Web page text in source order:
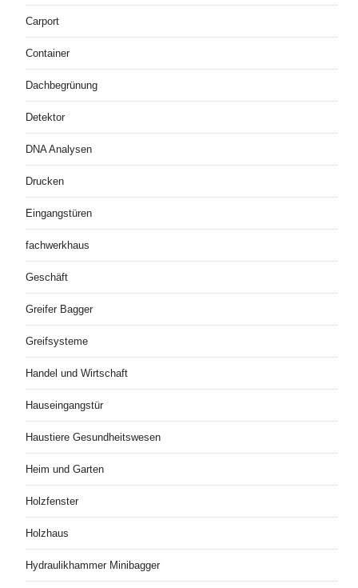
Carport
Container
Dachbegrünung
Detektor
DNA Analysen
Drucken
Eingangstüren
fachwerkhaus
Geschäft
Greifer Bagger
Greifsysteme
Handel und Wirtschaft
Hauseingangstür
Haustiere Gesundheitswesen
Heim und Garten
Holzfenster
Holzhaus
Hydraulikhammer Minibagger